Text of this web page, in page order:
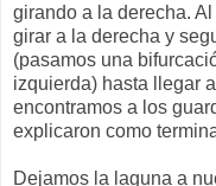
girando a la derecha.
girar a la derecha y
(pasamos una
izquierda) hasta llegar
encontramos a los
explicaron como
Dejamos la laguna a